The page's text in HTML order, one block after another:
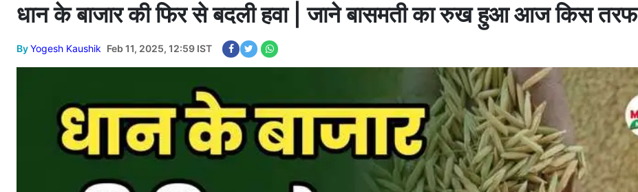
धान के बाजार की फिर से बदली हवा | जाने बासमती का रुख हुआ आज किस तरफ
ByYogesh Kaushik Feb 11, 2025, 12:59 IST